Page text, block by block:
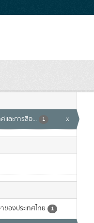
และการสื่อ... 1 x
ของประเทศไทย 1